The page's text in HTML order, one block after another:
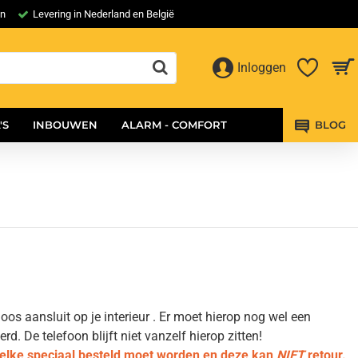
Levering in Nederland en België
Inloggen
INBOUWEN ALARM - COMFORT BLOG
aansluit op je interieur . Er moet hierop nog wel een
De telefoon blijft niet vanzelf hierop zitten!